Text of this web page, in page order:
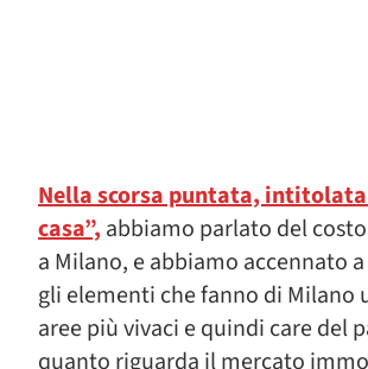
Nella scorsa puntata,
casa”, abbiamo parlato del
a Milano, e abbiamo accennato
gli elementi che fanno di Milano
aree più vivaci e quindi care del
quanto riguarda il mercato